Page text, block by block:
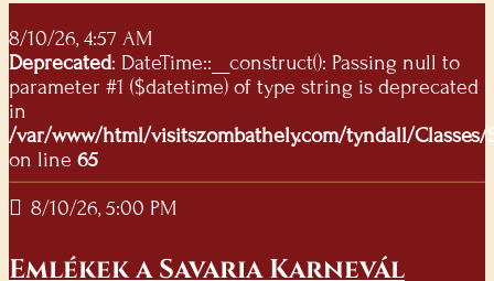
8/10/26, 4:57 AM
Deprecated: DateTime::__construct(): Passing null to
parameter #1 ($datetime) of type string is deprecated
in
/var/www/html/visitszombathely.com/tyndall/
on line 65
8/10/26, 5:00 PM
Emlékek a Savaria Karnevál